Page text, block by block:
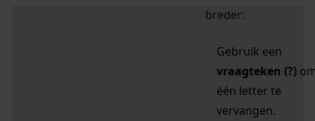
breder:
Gebruik een
vraagteken (?)
één letter te
vervangen.